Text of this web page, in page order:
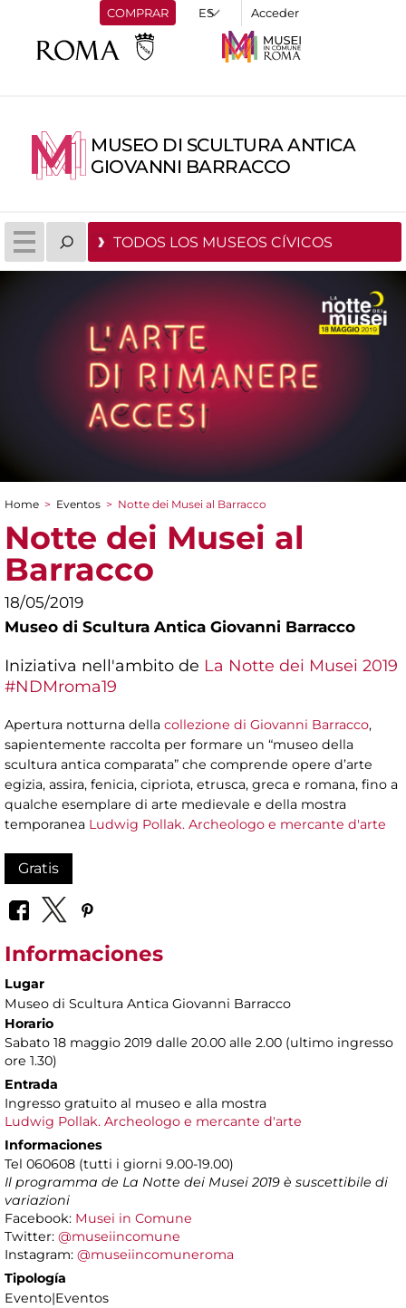
COMPRAR Acceder
MUSEO DI SCULTURA ANTICA
GIOVANNI BARRACCO
TODOS LOS MUSEOS CÍVICOS
You are here
Home > Eventos > Notte dei Musei al Barracco
Notte dei Musei al
Barracco
18/05/2019
Museo di Scultura Antica Giovanni Barracco
Iniziativa nell'ambito de La Notte dei Musei 2019
#NDMroma19
Apertura notturna della collezione di Giovanni Barracco,
sapientemente raccolta per formare un “museo della
scultura antica comparata” che comprende opere d’arte
egizia, assira, fenicia, cipriota, etrusca, greca e romana, fino a
qualche esemplare di arte medievale e della mostra
temporanea Ludwig Pollak. Archeologo e mercante d'arte
Gratis
Informaciones
Lugar
Museo di Scultura Antica Giovanni Barracco
Horario
Sabato 18 maggio 2019 dalle 20.00 alle 2.00 (ultimo ingresso
ore 1.30)
Entrada
Ingresso gratuito al museo e alla mostra
Ludwig Pollak. Archeologo e mercante d'arte
Informaciones
Tel 060608 (tutti i giorni 9.00-19.00)
Il programma de La Notte dei Musei 2019 è suscettibile di
variazioni
Facebook: Musei in Comune
Twitter: @museiincomune
Instagram: @museiincomuneroma
Tipología
Evento|Eventos